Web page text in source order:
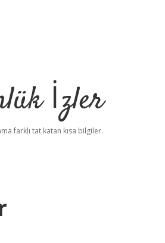
İzler
farklı tat katan kısa bilgiler.